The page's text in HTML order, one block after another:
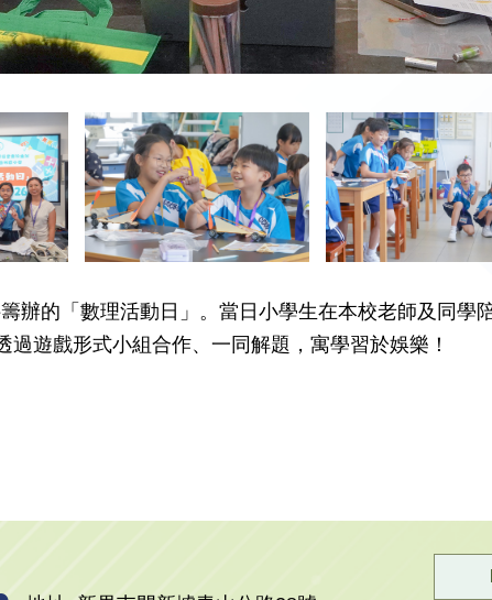
辦的「數理活動日」。當日小學生在本校老師及同學
遊戲形式小組合作、一同解題，寓學習於娛樂！